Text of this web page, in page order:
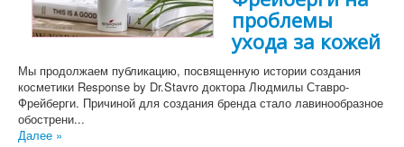
проблемы
ухода за кожей
Мы продолжаем публикацию, посвященную истории создания
косметики Response by Dr.Stavro доктора Людмилы Ставро-
Фрейберги. Причиной для создания бренда стало лавинообразное
обострени...
Далее »